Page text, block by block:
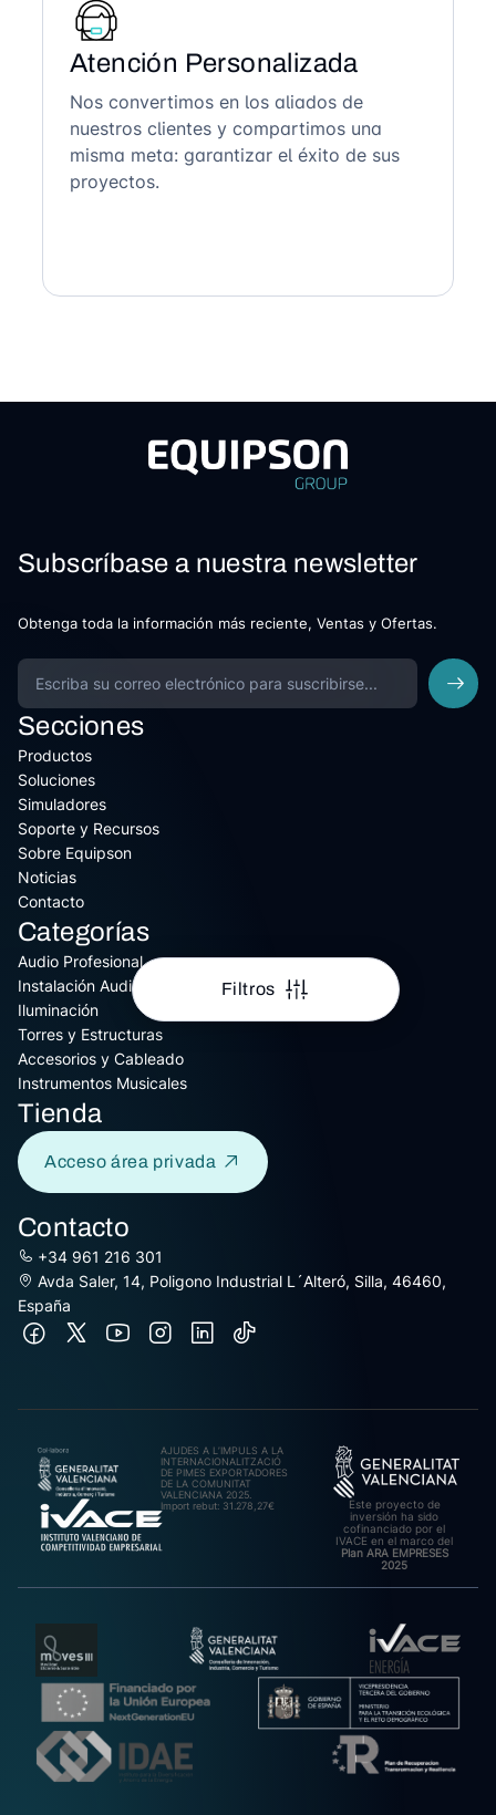
Filtros
Atención Personalizada
Nos convertimos en los aliados de
nuestros clientes y compartimos una
misma meta: garantizar el éxito de sus
proyectos.
Subscríbase a nuestra newsletter
Obtenga toda la información más reciente, Ventas y Ofertas.
Secciones
Productos
Soluciones
Simuladores
Soporte y Recursos
Sobre Equipson
Noticias
Contacto
Categorías
Audio Profesional
Instalación Audio
Iluminación
Torres y Estructuras
Accesorios y Cableado
Instrumentos Musicales
Tienda
Acceso área privada
Contacto
+34 961 216 301
Avda Saler, 14, Poligono Industrial L´Alteró, Silla, 46460,
España
AJUDES A L’IMPULS A LA
INTERNACIONALITZACIÓ
DE PIMES EXPORTADORES
DE LA COMUNITAT
VALENCIANA 2025.
Import rebut: 31.278,27€
Este proyecto de
inversión ha sido
cofinanciado por el
IVACE en el marco del
Plan ARA EMPRESES
2025